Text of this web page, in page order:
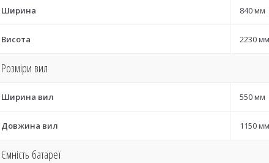
Ширина 840 мм
Висота 2230 мм
Розміри вил
Ширина вил 550 мм
Довжина вил 1150 мм
Ємність батареї